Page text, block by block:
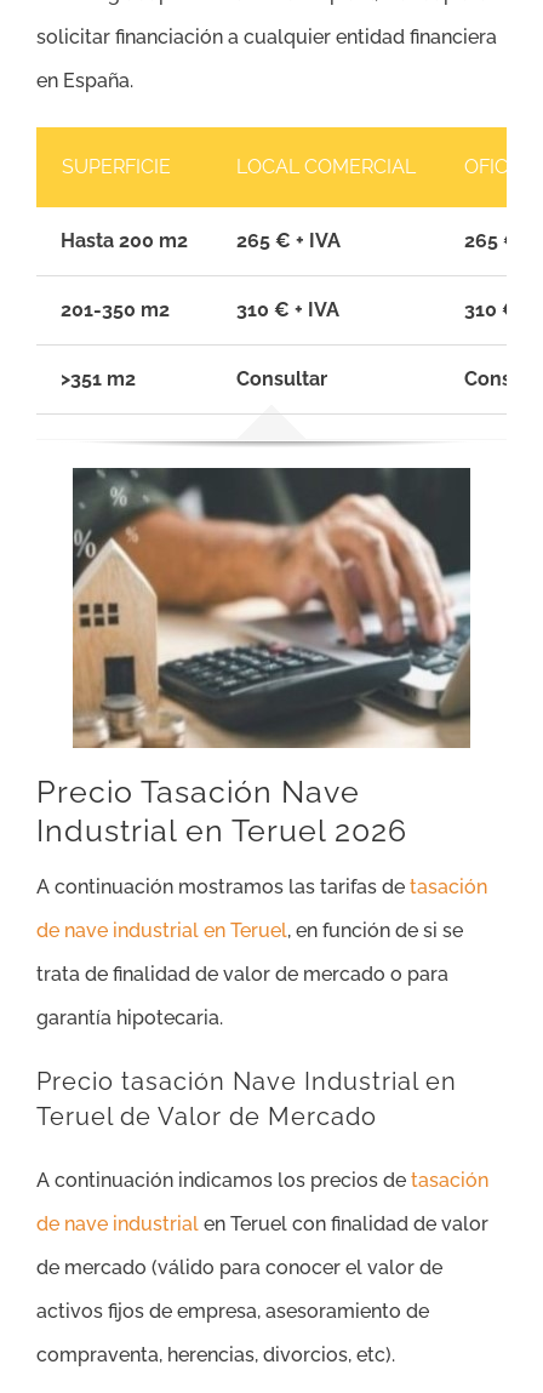
solicitar financiación a cualquier entidad financiera
en España.
SUPERFICIE LOCAL COMERCIAL OFICINA
Hasta 200 m2 265 € + IVA 265 € +
201-350 m2 310 € + IVA 310 € +
>351 m2 Consultar
Precio Tasación Nave
Industrial en Teruel 2026
A continuación mostramos las tarifas de tasación
de nave industrial en Teruel, en función de si se
trata de finalidad de valor de mercado o para
garantía hipotecaria.
Precio tasación Nave Industrial en
Teruel de Valor de Mercado
A continuación indicamos los precios de tasación
de nave industrial en Teruel con finalidad de valor
de mercado (válido para conocer el valor de
activos fijos de empresa, asesoramiento de
compraventa, herencias, divorcios, etc).